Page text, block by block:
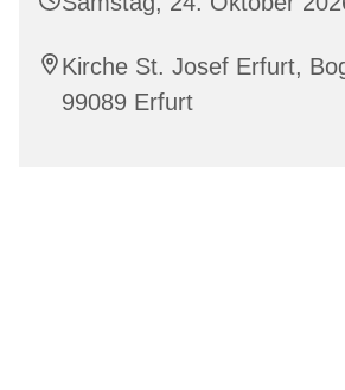
Kirche St. Josef Erfurt,
99089 Erfurt